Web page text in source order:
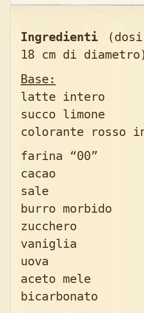
Ingredienti
18 cm di
Base:
latte
succo
colorante rosso
farina
sale
burro
vaniglia
aceto